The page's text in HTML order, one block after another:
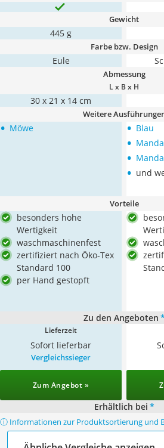
Gewicht
445 g
Farbe bzw. Design
Eule
Abmessung
L x B x H
30 x 21 x 14 cm
Weitere
• Möwe • Blau
•
•
• und
Vorteile
besonders hohe
Wertigkeit
waschmaschinenfest
zertifiziert nach Öko-Tex
Standard 100
per Hand gestopft
Zu den Angeboten *
Lieferzeit
Sofort lieferbar
Vergleichssieger
Zum Angebot »
Erhältlich bei *
ⓘ Informationen zur Produktsortierung und